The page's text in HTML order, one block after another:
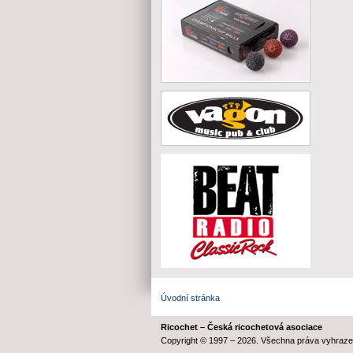
Úvodní stránka
Ricochet – Česká ricochetová asociace
Copyright © 1997 – 2026. Všechna práva